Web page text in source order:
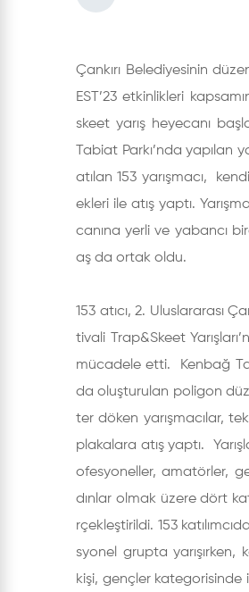
Çankırı Belediyesinin
EST’23 etkinlikleri
skeet yarış heyecanı
Tabiat Parkı’nda yapılan
atılan 153 yarışmacı,
ekleri ile atış yaptı.
canına yerli ve yabancı
aş da ortak oldu.
153 atıcı, 2. Uluslararası
tivali Trap&Skeet
mücadele etti. Kenbağ
da oluşturulan poligon
ter döken yarışmacılar,
plakalara atış yaptı.
ofesyoneller, amatörler,
dınlar olmak üzere dört
rçekleştirildi. 153
syonel grupta yarışırken,
kişi, gençler kategorisinde